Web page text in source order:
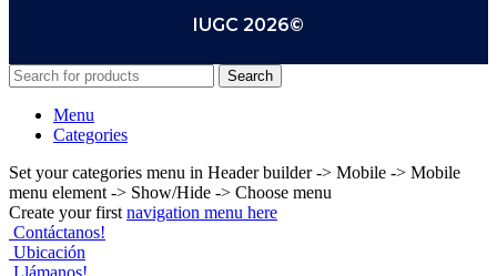
IUGC 2026©
Search
Menu
Categories
Set your categories menu in Header builder -> Mobile -> Mobile
menu element -> Show/Hide -> Choose menu
Create your first navigation menu here
Contáctanos!
Ubicación
Llámanos!